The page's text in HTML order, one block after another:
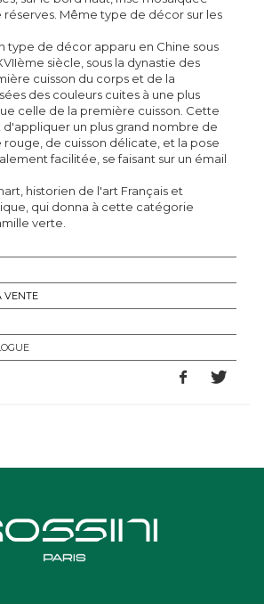
Même type de décor sur les
type de décor apparu en Chine sous
siècle, sous la dynastie des
cuisson du corps et de la
des couleurs cuites à une plus
celle de la première cuisson. Cette
un plus grand nombre de
de cuisson délicate, et la pose
facilitée, se faisant sur un émail
historien de l'art Français et
qui donna à cette catégorie
verte.
VENTE